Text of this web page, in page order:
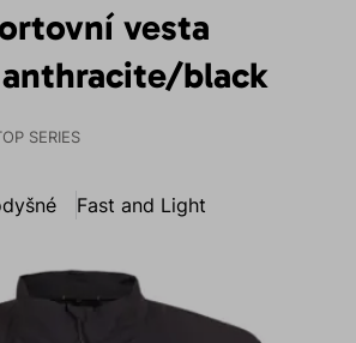
vesta
anthracite/black
SERIES
Fast and Light